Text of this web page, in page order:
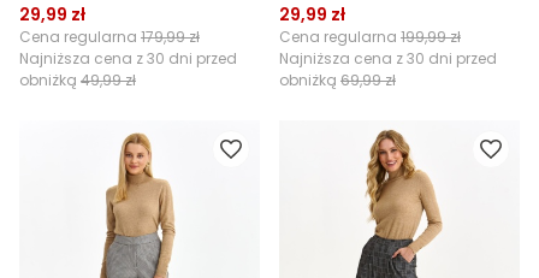
29,99 zł
Cena regularna 179,99 zł
Najniższa cena z 30 dni przed
obniżką 49,99 zł
29,99 zł
Cena regularna 199,99 zł
Najniższa cena z 30 dni przed
obniżką 69,99 zł